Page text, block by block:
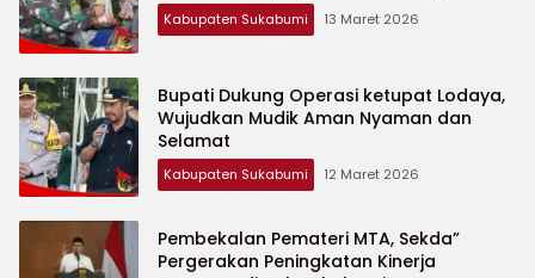
Kabupaten Sukabumi 13 Maret 2026
Bupati Dukung Operasi ketupat Lodaya,
Wujudkan Mudik Aman Nyaman dan
Selamat
Kabupaten Sukabumi 12 Maret 2026
Pembekalan Pemateri MTA, Sekda”
Pergerakan Peningkatan Kinerja